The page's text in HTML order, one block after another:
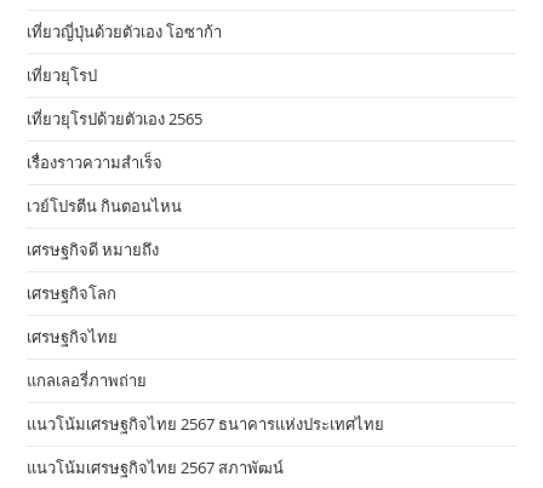
เที่ยวญี่ปุ่นด้วยตัวเอง โอซาก้า
เที่ยวยุโรป
เที่ยวยุโรปด้วยตัวเอง 2565
เรื่องราวความสำเร็จ
เวย์โปรตีน กินตอนไหน
เศรษฐกิจดี หมายถึง
เศรษฐกิจโลก
เศรษฐกิจไทย
แกลเลอรี่ภาพถ่าย
แนวโน้มเศรษฐกิจไทย 2567 ธนาคารแห่งประเทศไทย
แนวโน้มเศรษฐกิจไทย 2567 สภาพัฒน์